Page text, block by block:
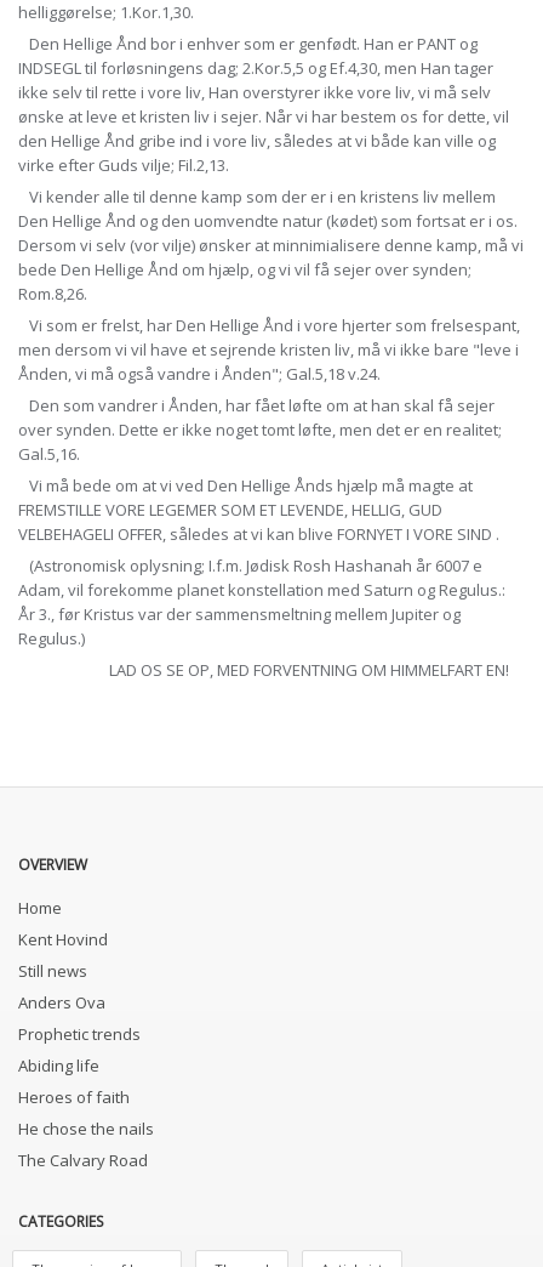
helliggørelse; 1.Kor.1,30.
Den Hellige Ånd bor i enhver som er genfødt. Han er PANT og
INDSEGL til forløsningens dag; 2.Kor.5,5 og Ef.4,30, men Han tager
ikke selv til rette i vore liv, Han overstyrer ikke vore liv, vi må selv
ønske at leve et kristen liv i sejer. Når vi har bestem os for dette, vil
den Hellige Ånd gribe ind i vore liv, således at vi både kan ville og
virke efter Guds vilje; Fil.2,13.
Vi kender alle til denne kamp som der er i en kristens liv mellem
Den Hellige Ånd og den uomvendte natur (kødet) som fortsat er i os.
Dersom vi selv (vor vilje) ønsker at minnimialisere denne kamp, må vi
bede Den Hellige Ånd om hjælp, og vi vil få sejer over synden;
Rom.8,26.
Vi som er frelst, har Den Hellige Ånd i vore hjerter som frelsespant,
men dersom vi vil have et sejrende kristen liv, må vi ikke bare "leve i
Ånden, vi må også vandre i Ånden"; Gal.5,18 v.24.
Den som vandrer i Ånden, har fået løfte om at han skal få sejer
over synden. Dette er ikke noget tomt løfte, men det er en realitet;
Gal.5,16.
Vi må bede om at vi ved Den Hellige Ånds hjælp må magte at
FREMSTILLE VORE LEGEMER SOM ET LEVENDE, HELLIG, GUD
VELBEHAGELI OFFER, således at vi kan blive FORNYET I VORE SIND .
(Astronomisk oplysning; I.f.m. Jødisk Rosh Hashanah år 6007 e
Adam, vil forekomme planet konstellation med Saturn og Regulus.:
År 3., før Kristus var der sammensmeltning mellem Jupiter og
Regulus.)
LAD OS SE OP, MED FORVENTNING OM HIMMELFART EN!
OVERVIEW
Home
Kent Hovind
Still news
Anders Ova
Prophetic trends
Abiding life
Heroes of faith
He chose the nails
The Calvary Road
CATEGORIES